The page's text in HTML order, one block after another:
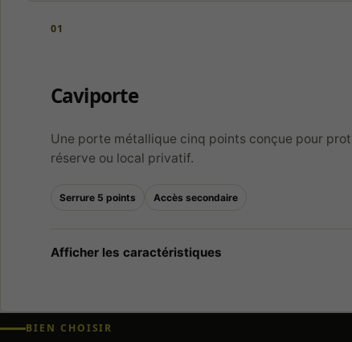
01
Caviporte
Une porte métallique cinq points conçue pour
réserve ou local privatif.
Serrure 5 points Accès secondaire
BIEN CHOISIR